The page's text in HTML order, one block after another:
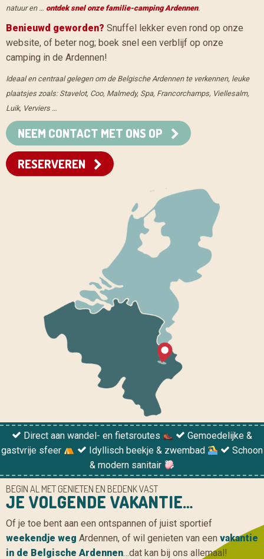
natuur en … ontdek snel onze familie-camping Ardennen.
Benieuwd geworden? Snuffel lekker even rond op onze
website, of beter nog; boek snel een verblijf op onze
camping in de Ardennen!
Ideaal en centraal gelegen om de Belgische Ardennen te verkennen, leuke
plaatsjes zoals: Stavelot, Coo, Malmedy, Spa, Francorchamps, Viellesalm,
Luik, Verviers …
NEEM CONTACT MET ONS OP
RESERVEREN
Direct aan wandel- en fietsroutes
Gemoedelijke &
gastvrije sfeer
Idyllisch beekje & zwembad
Schoon
& modern sanitair
BEGIN AL MET GENIETEN EN BEDENK VAST
JE VOLGENDE VAKANTIE…
Of je toe bent aan een ontspannen of juist sportief
weekendje weg Ardennen, of wil genieten van een vakantie
in de Belgische Ardennen…dat kan bij ons allemaal!